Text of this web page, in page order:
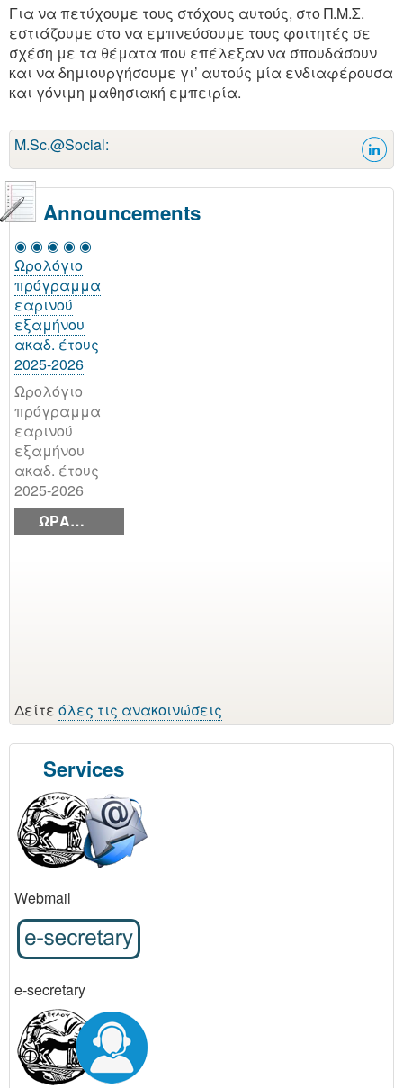
Για να πετύχουμε τους στόχους αυτούς, στο Π.Μ.Σ.
εστιάζουμε στο να εμπνεύσουμε τους φοιτητές σε
σχέση με τα θέματα που επέλεξαν να σπουδάσουν
και να δημιουργήσουμε γι’ αυτούς μία ενδιαφέρουσα
και γόνιμη μαθησιακή εμπειρία.
M.Sc.@Social:
Announcements
◉ ◉ ◉ ◉ ◉
Ωρολόγιο
πρόγραμμα
εαρινού
εξαμήνου
ακαδ. έτους
2025-2026
Ωρολόγιο
πρόγραμμα
εαρινού
εξαμήνου
ακαδ. έτους
2025-2026
ΩΡΑ…
Πρόγραμμα
εξετάσεων
χειμερινού
εξαμήνου
ακαδ. έτους
2025-2026
Τα μαθήματα
του
χειμερινού
εξαμήνου
ακαδ. έτους
2025-2026 θα
εξετασθούν ως
ακολούθως:
Δείτε όλες τις ανακοινώσεις
Services
Webmail
e-secretary